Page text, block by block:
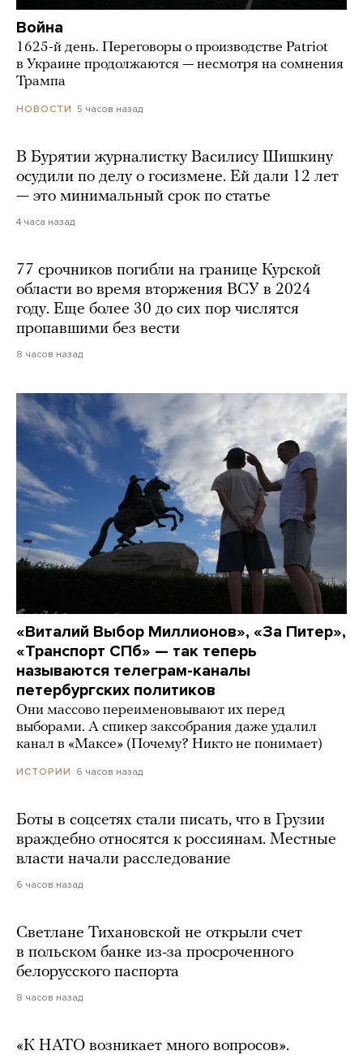
Война
1625-й день. Переговоры о производстве Patriot
в Украине продолжаются — несмотря на сомнения
Трампа
НОВОСТИ 5 часов назад
В Бурятии журналистку Василису Шишкину
осудили по делу о госизмене. Ей дали 12 лет
— это минимальный срок по статье
4 часа назад
77 срочников погибли на границе Курской
области во время вторжения ВСУ в 2024
году. Еще более 30 до сих пор числятся
пропавшими без вести
8 часов назад
«Виталий Выбор Миллионов», «За Питер»,
«Транспорт СПб» — так теперь
называются телеграм-каналы
петербургских политиков
Они массово переименовывают их перед
выборами. А спикер заксобрания даже удалил
канал в «Максе» (Почему? Никто не понимает)
ИСТОРИИ 6 часов назад
Боты в соцсетях стали писать, что в Грузии
враждебно относятся к россиянам. Местные
власти начали расследование
6 часов назад
Светлане Тихановской не открыли счет
в польском банке из-за просроченного
белорусского паспорта
8 часов назад
«К НАТО возникает много вопросов».